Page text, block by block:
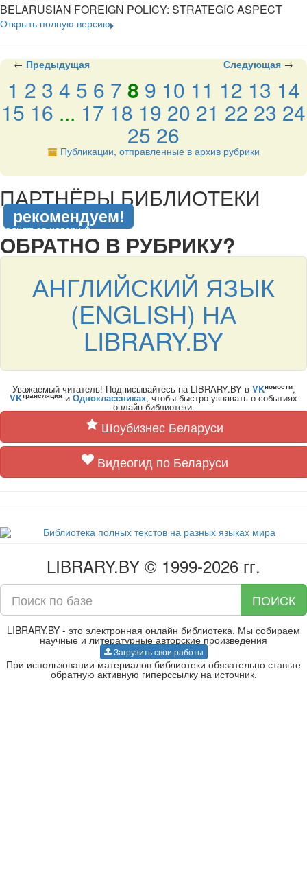
BELARUSIAN FOREIGN POLICY: STRATEGIC ASPECT
Открыть полную версию
← Предыдущая Следующая →
1 2 3 4 5 6 7 8 9 10 11 12 13 14
15 16 ... 17 18 19 20 21 22 23 24
25 26
Публикации, отправленные в архив рубрики
ПАРТНЁРЫ БИБЛИОТЕКИ
рекомендуем!
подняться наверх ↑
ОБРАТНО В РУБРИКУ?
АНГЛИЙСКИЙ ЯЗЫК
(ENGLISH) НА
LIBRARY.BY
Уважаемый читатель! Подписывайтесь на LIBRARY.BY в VKновости,
VKтрансляция и Одноклассниках, чтобы быстро узнавать о событиях
онлайн библиотеки.
Шоубизнес Беларуси
Видеогид по Беларуси
LIBRARY.BY © 1999-2026 гг.
ПОИСК
LIBRARY.BY - это электронная онлайн библиотека. Мы собираем
научные и литературные авторские произведения
Загрузить свои работы
При использовании материалов библиотеки обязательно ставьте
обратную активную гиперссылку на источник.